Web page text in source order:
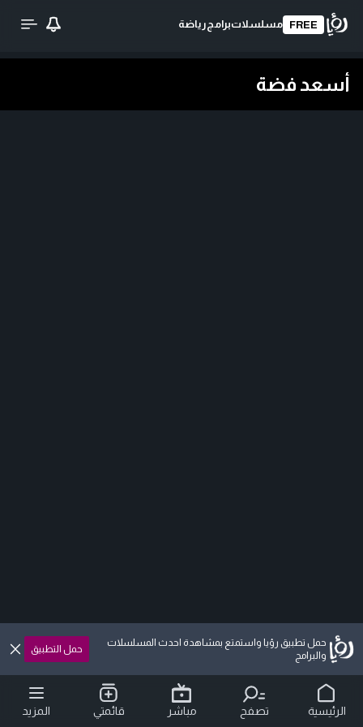
FREE مسلسلاتبرامج رياضة
أسعد فضة
حمل تطبيق رؤيا واستمتع بمشاهدة احدث المسلسلات
والبرامج
حمل التطبيق
الرئيسية تصفح مباشر قائمتي المزيد